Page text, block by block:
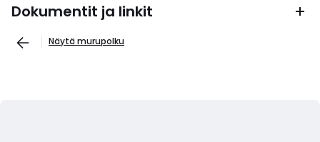
Dokumentit ja linkit
Näytä murupolku